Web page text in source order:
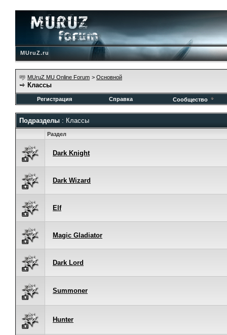
MUruZ.ru
MUruZ MU Online Forum > Основной
Классы
Регистрация Справка Сообщество
Подразделы : Классы
Раздел
Dark Knight
Dark Wizard
Elf
Magic Gladiator
Dark Lord
Summoner
Hunter